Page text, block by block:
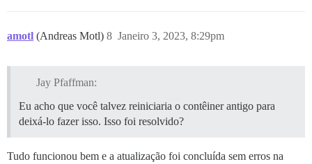
amotl (Andreas Motl) Janeiro 3, 2023, 8:29pm
8
Jay Pfaffman:
Eu acho que você talvez reiniciaria o contêiner antigo para
deixá-lo fazer isso. Isso foi resolvido?
Tudo funcionou bem e a atualização foi concluída sem erros na